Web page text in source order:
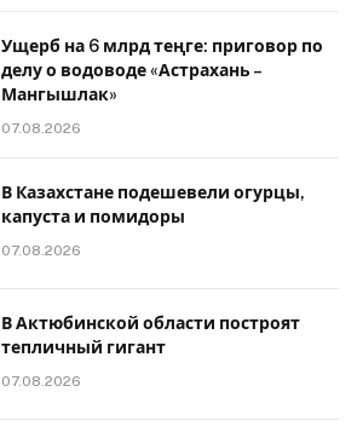
Ущерб на 6 млрд теңге: приговор по
делу о водоводе «Астрахань –
Мангышлак»
07.08.2026
В Казахстане подешевели огурцы,
капуста и помидоры
07.08.2026
В Актюбинской области построят
тепличный гигант
07.08.2026